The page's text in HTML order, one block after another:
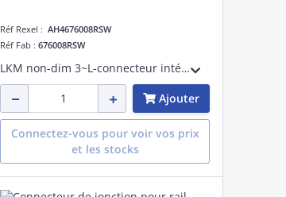
Réf Rexel : AH4676008RSW
Réf Fab : 676008RSW
LKM non-dim 3~L-connecteur intérieur en saillienoir LxlxH : 80x80x33mm
Ajouter
Connectez-vous pour voir vos prix
et les stocks